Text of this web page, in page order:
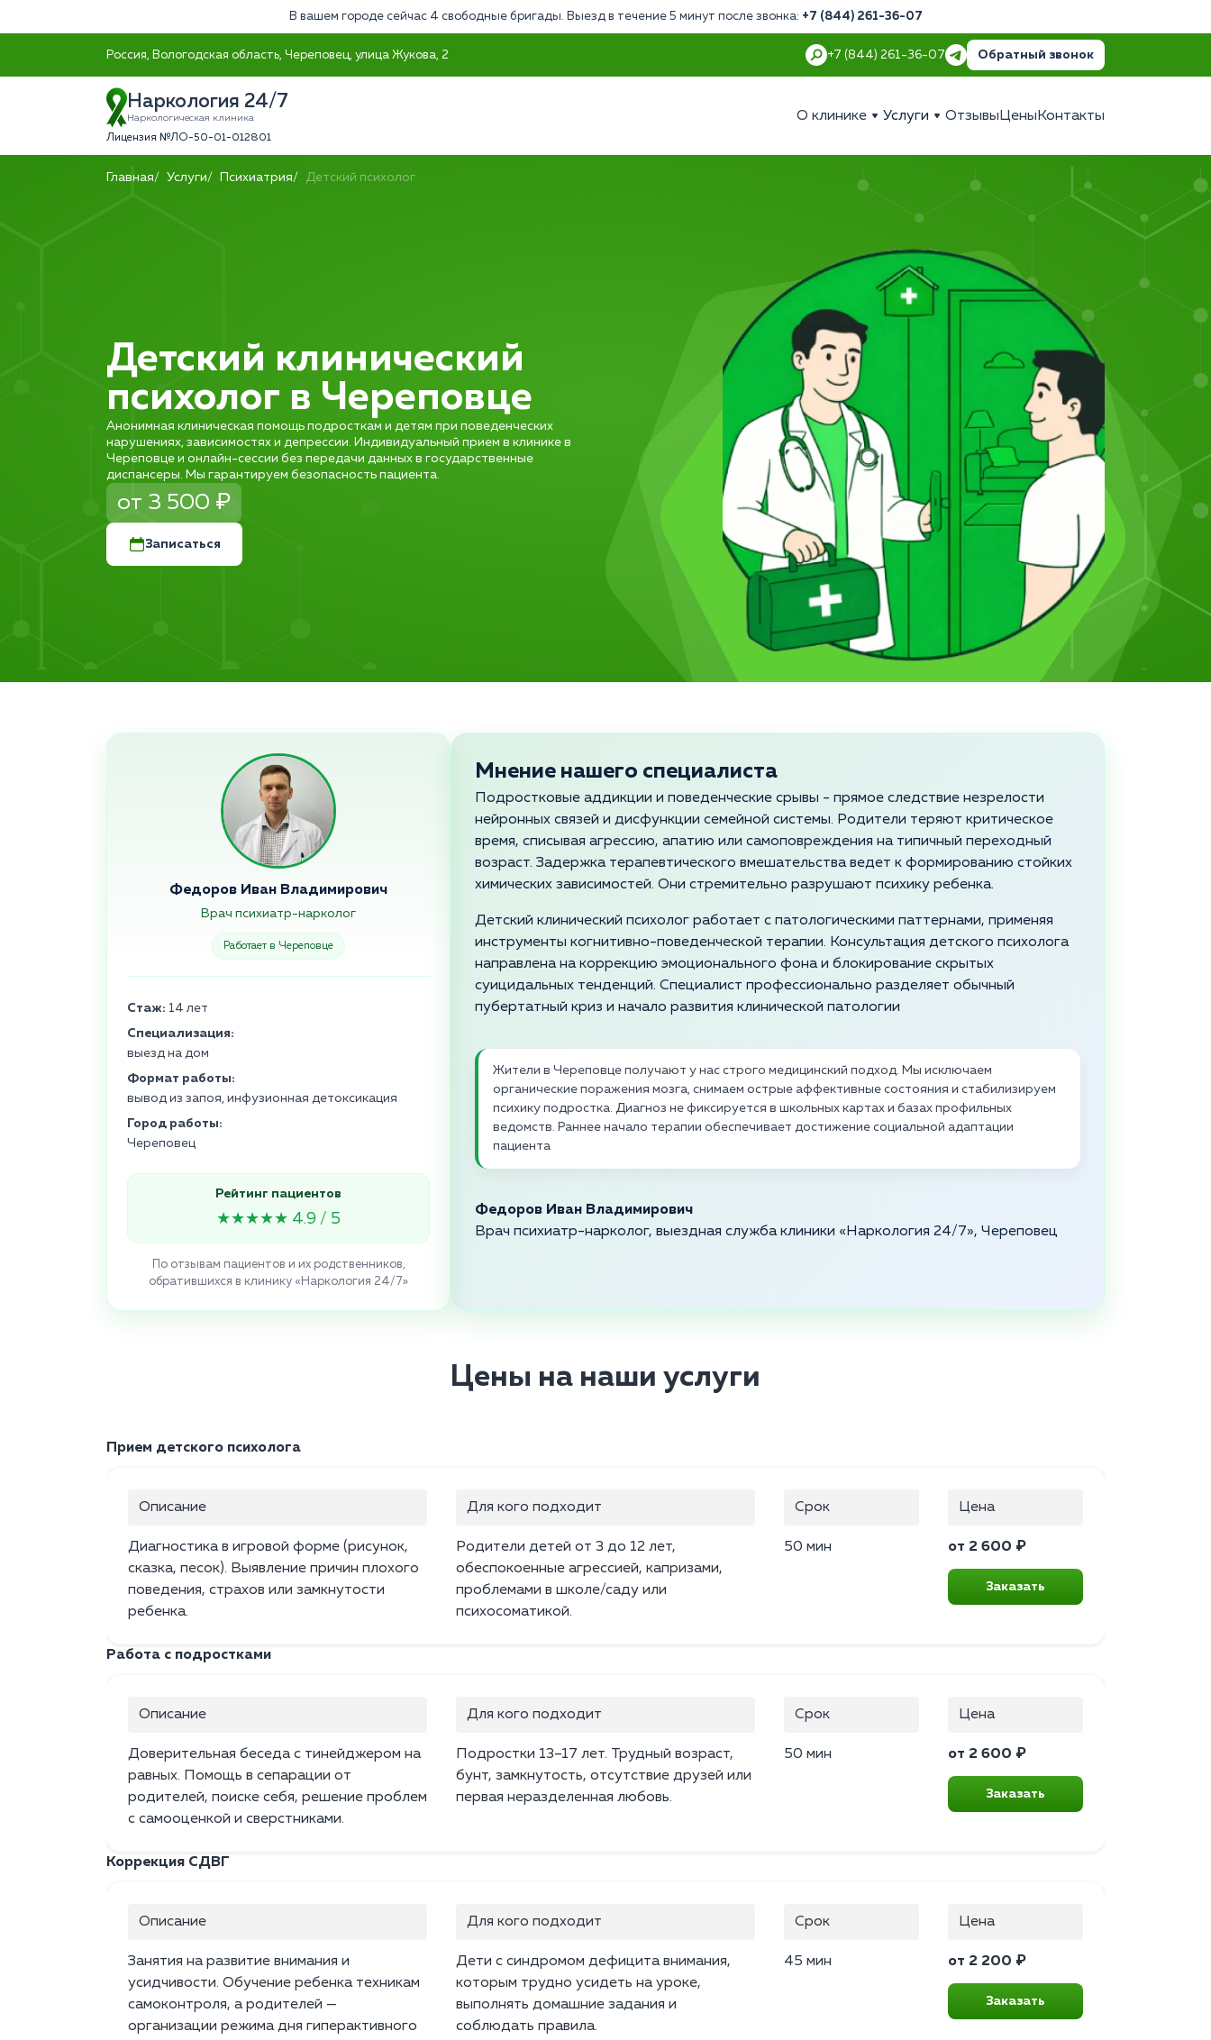
В вашем городе сейчас 4 свободные бригады. Выезд в течение 5 минут после звонка: +7 (844) 261-36-07
Россия, Вологодская область, Череповец, улица Жукова, 2 +7 (844) 261-36-07 Обратный звонок
Наркология 24/7
Наркологическая клиника
Лицензия №ЛО-50-01-012801
О клинике Услуги Отзывы Цены Контакты
Главная Услуги Психиатрия Детский психолог
Детский клинический
психолог в Череповце
Анонимная клиническая помощь подросткам и детям при поведенческих
нарушениях, зависимостях и депрессии. Индивидуальный прием в клинике в
Череповце и онлайн-сессии без передачи данных в государственные
диспансеры. Мы гарантируем безопасность пациента.
от 3 500 ₽
Записаться
Федоров Иван Владимирович
Врач психиатр-нарколог
Работает в Череповце
Стаж: 14 лет
Специализация:
выезд на дом
Формат работы:
вывод из запоя, инфузионная детоксикация
Город работы:
Череповец
Рейтинг пациентов
★★★★★ 4.9 / 5
По отзывам пациентов и их родственников,
обратившихся в клинику «Наркология 24/7»
Мнение нашего специалиста
Подростковые аддикции и поведенческие срывы - прямое следствие незрелости
нейронных связей и дисфункции семейной системы. Родители теряют критическое
время, списывая агрессию, апатию или самоповреждения на типичный переходный
возраст. Задержка терапевтического вмешательства ведет к формированию стойких
химических зависимостей. Они стремительно разрушают психику ребенка.
Детский клинический психолог работает с патологическими паттернами, применяя
инструменты когнитивно-поведенческой терапии. Консультация детского психолога
направлена на коррекцию эмоционального фона и блокирование скрытых
суицидальных тенденций. Специалист профессионально разделяет обычный
пубертатный криз и начало развития клинической патологии
Жители в Череповце получают у нас строго медицинский подход. Мы исключаем
органические поражения мозга, снимаем острые аффективные состояния и стабилизируем
психику подростка. Диагноз не фиксируется в школьных картах и базах профильных
ведомств. Раннее начало терапии обеспечивает достижение социальной адаптации
пациента
Федоров Иван Владимирович
Врач психиатр-нарколог, выездная служба клиники «Наркология 24/7», Череповец
Цены на наши услуги
Прием детского психолога
Описание
Диагностика в игровой форме (рисунок,
сказка, песок). Выявление причин плохого
поведения, страхов или замкнутости
ребенка.
Для кого подходит
Родители детей от 3 до 12 лет,
обеспокоенные агрессией, капризами,
проблемами в школе/саду или
психосоматикой.
Срок
50 мин
Цена
от 2 600 ₽
Заказать
Работа с подростками
Описание
Доверительная беседа с тинейджером на
равных. Помощь в сепарации от
родителей, поиске себя, решение проблем
с самооценкой и сверстниками.
Для кого подходит
Подростки 13–17 лет. Трудный возраст,
бунт, замкнутость, отсутствие друзей или
первая неразделенная любовь.
Срок
50 мин
Цена
от 2 600 ₽
Заказать
Коррекция СДВГ
Описание
Занятия на развитие внимания и
усидчивости. Обучение ребенка техникам
самоконтроля, а родителей —
организации режима дня гиперактивного
Для кого подходит
Дети с синдромом дефицита внимания,
которым трудно усидеть на уроке,
выполнять домашние задания и
соблюдать правила.
Срок
45 мин
Цена
от 2 200 ₽
Заказать